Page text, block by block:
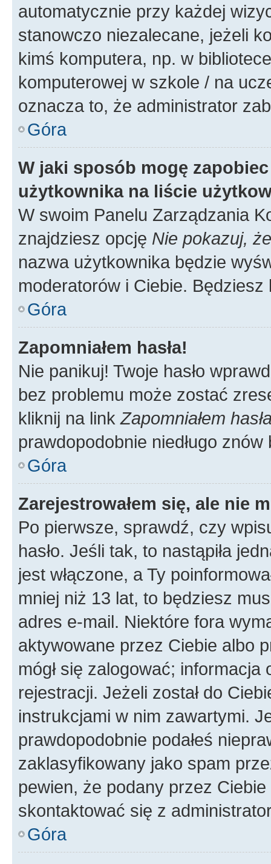
automatycznie przy każdej
stanowczo niezalecane, jeżeli
kimś komputera, np. w
komputerowej w szkole / na
oznacza to, że administrator
Góra
W jaki sposób mogę
użytkownika na liście
W swoim Panelu Zarządzania
znajdziesz opcję Nie pokazuj,
nazwa użytkownika będzie
moderatorów i Ciebie.
Góra
Zapomniałem hasła!
Nie panikuj! Twoje hasło
bez problemu może zostać
kliknij na link Zapomniałem
prawdopodobnie niedługo
Góra
Zarejestrowałem się, ale nie
Po pierwsze, sprawdź, czy
hasło. Jeśli tak, to nastąpiła
jest włączone, a Ty
mniej niż 13 lat, to będziesz
adres e-mail. Niektóre fora
aktywowane przez Ciebie albo
mógł się zalogować;
rejestracji. Jeżeli został do
instrukcjami w nim zawartymi.
prawdopodobnie podałeś
zaklasyfikowany jako spam
pewien, że podany przez
skontaktować się z
Góra